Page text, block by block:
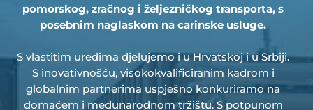
pomorskog, zračnog i željezničkog transporta, s
posebnim naglaskom na carinske usluge.
S vlastitim uredima djelujemo i u Hrvatskoj i u Srbiji.
S inovativnošću, visokokvalificiranim kadrom i
globalnim partnerima uspješno konkuriramo na
domaćem i međunarodnom tržištu. S potpunom